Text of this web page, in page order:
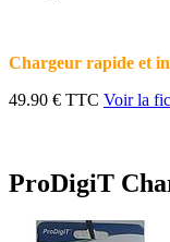
Chargeur rapide et
49.90 € TTC Voir la
ProDigiT